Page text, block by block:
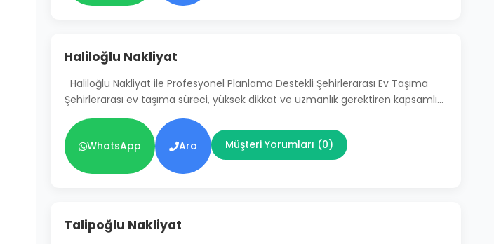
Haliloğlu Nakliyat
Haliloğlu Nakliyat ile Profesyonel Planlama Destekli Şehirlerarası Ev Taşıma
Şehirlerarası ev taşıma süreci, yüksek dikkat ve uzmanlık gerektiren kapsamlı…
WhatsApp Ara Müşteri Yorumları (0)
Talipoğlu Nakliyat